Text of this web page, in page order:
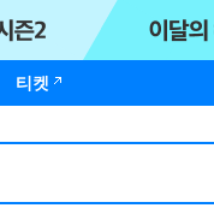
티켓